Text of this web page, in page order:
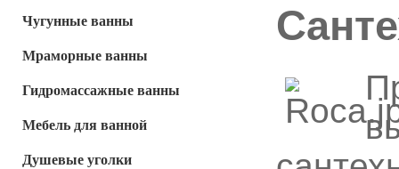
Чугунные ванны
Мраморные ванны
Гидромассажные ванны
Мебель для ванной
Душевые уголки